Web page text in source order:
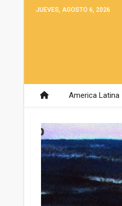
JUEVES, AGOSTO 6, 2026
America Latina